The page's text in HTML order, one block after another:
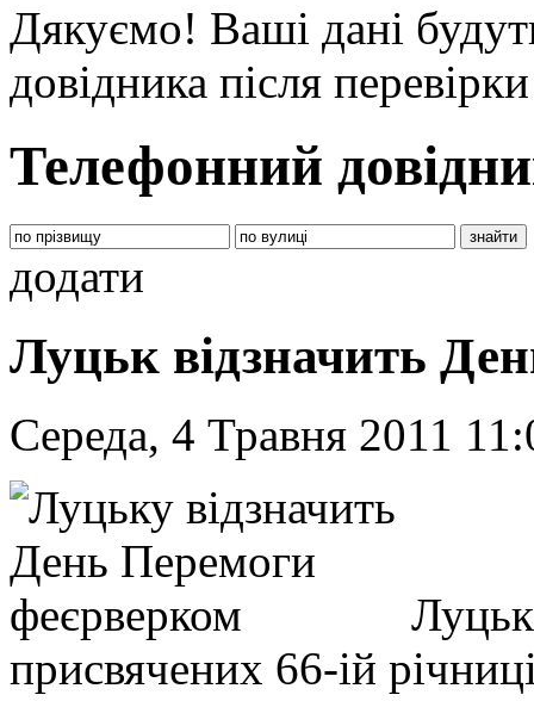
Дякуємо! Ваші дані
довідника після
Телефонний
додати
Луцьк відзначить
Середа, 4 Травня 2011
присвячених 66-ій